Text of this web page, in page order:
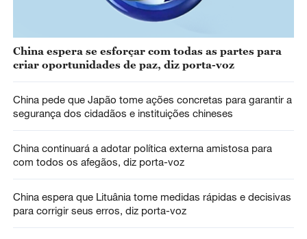
China espera se esforçar com todas as partes para
criar oportunidades de paz, diz porta-voz
China pede que Japão tome ações concretas para garantir a
segurança dos cidadãos e instituições chineses
China continuará a adotar política externa amistosa para
com todos os afegãos, diz porta-voz
China espera que Lituânia tome medidas rápidas e decisivas
para corrigir seus erros, diz porta-voz